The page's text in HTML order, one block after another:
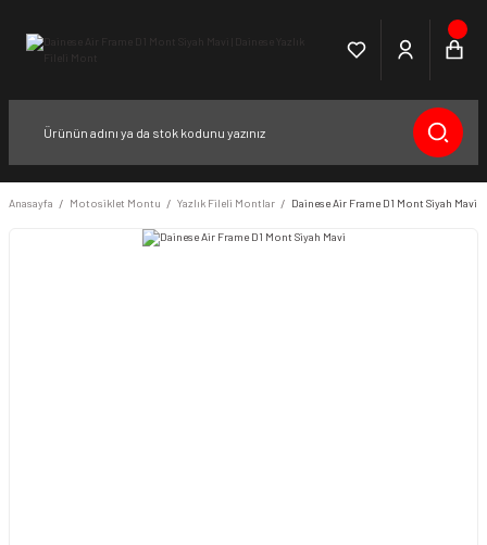
Anasayfa Motosiklet Montu Yazlık Fileli Montlar Dainese Air Frame D1 Mont Siyah Mavi